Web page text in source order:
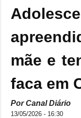
mãe e
faca em
Por Canal Diário
13/05/2026 - 16:30